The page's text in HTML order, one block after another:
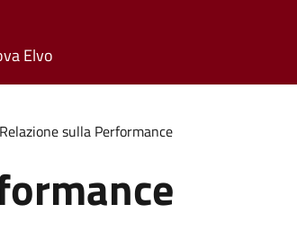
Elvo
Relazione sulla Performance